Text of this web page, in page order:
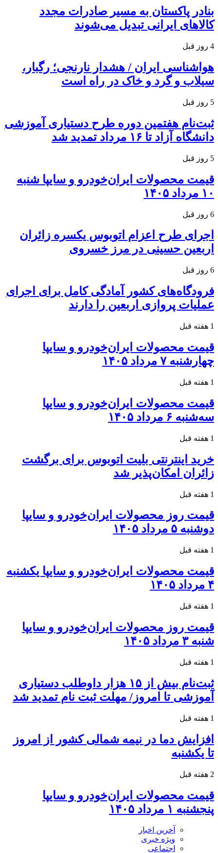
بنادر پاکستان به مسیر صادرات مجدد
کالاهای ایرانی تبدیل می‌شوند
4 روز قبل
هواشناسی ایران / هشدار نارنجی؛ رگبار،
سیلاب و گرد و خاک در راه است
5 روز قبل
ثبت‌نام هفتمین دوره طرح دستیاری آموزشی
دانشگاه آزاد تا ۱۶ مرداد تمدید شد
5 روز قبل
قیمت محصولات ایران‌خودرو و سایپا شنبه
۱۰ مرداد ۱۴۰۵
6 روز قبل
اجرای طرح اعزام اتوبوس یکسره زائران
اربعین حسینی در مرز خسروی
6 روز قبل
فرودگاه‌های کشور آمادگی کامل برای اجرای
عملیات پروازی اربعین را دارند
1 هفته قبل
قیمت محصولات ایران‌خودرو و سایپا
چهارشنبه ۷ مرداد ۱۴۰۵
1 هفته قبل
قیمت محصولات ایران‌خودرو و سایپا
سه‌شنبه ۶ مرداد ۱۴۰۵
1 هفته قبل
خرید اینترنتی بلیت اتوبوس برای برگشت
زائران امکان‌پذیر شد
1 هفته قبل
قیمت روز محصولات ایران‌خودرو و سایپا
دوشنبه ۵ مرداد ۱۴۰۵
1 هفته قبل
قیمت محصولات ایران‌خودرو و سایپا یکشنبه
۴ مرداد ۱۴۰۵
1 هفته قبل
قیمت روز محصولات ایران‌خودرو و سایپا
شنبه ۳ مرداد ۱۴۰۵
1 هفته قبل
ثبت‌نام بیش از ۱۵ هزار داوطلب دستیاری
آموزشی تا امروز/ مهلت ثبت نام تمدید شد
1 هفته قبل
افزایش دما در نیمه شمالی کشور از امروز
تا یکشنبه
2 هفته قبل
قیمت محصولات ایران‌خودرو و سایپا
پنجشنبه ۱ مرداد ۱۴۰۵
آخرین اخبار
ویژه خبری
اجتماعی